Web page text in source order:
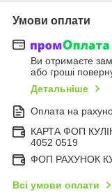
Умови оплати
Ви отримаєте
або гроші
Детальніше
Оплата на
КАРТА ФОП
4052 0519
ФОП РАХУНОК
Всі умови оплати